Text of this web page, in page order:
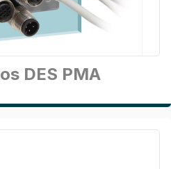
DES PMA